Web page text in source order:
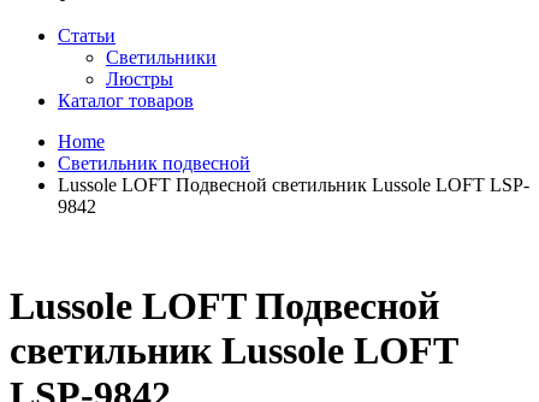
Статьи
Светильники
Люстры
Каталог товаров
Home
Светильник подвесной
Lussole LOFT Подвесной светильник Lussole LOFT LSP-
9842
Lussole LOFT Подвесной
светильник Lussole LOFT